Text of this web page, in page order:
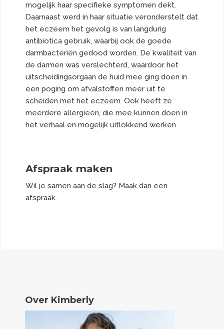
mogelijk haar specifieke symptomen dekt.
Daarnaast werd in haar situatie veronderstelt dat
het eczeem het gevolg is van langdurig
antibiotica gebruik, waarbij ook de goede
darmbacteriën gedood worden. De kwaliteit van
de darmen was verslechterd, waardoor het
uitscheidingsorgaan de huid mee ging doen in
een poging om afvalstoffen meer uit te
scheiden met het eczeem. Ook heeft ze
meerdere allergieën, die mee kunnen doen in
het verhaal en mogelijk uitlokkend werken.
Afspraak maken
Wil je samen aan de slag? Maak dan een
afspraak.
Over Kimberly